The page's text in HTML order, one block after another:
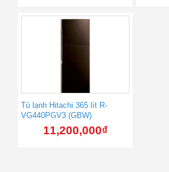
Tủ lạnh Hitachi 365 lít R-
VG440PGV3 (GBW)
11,200,000₫